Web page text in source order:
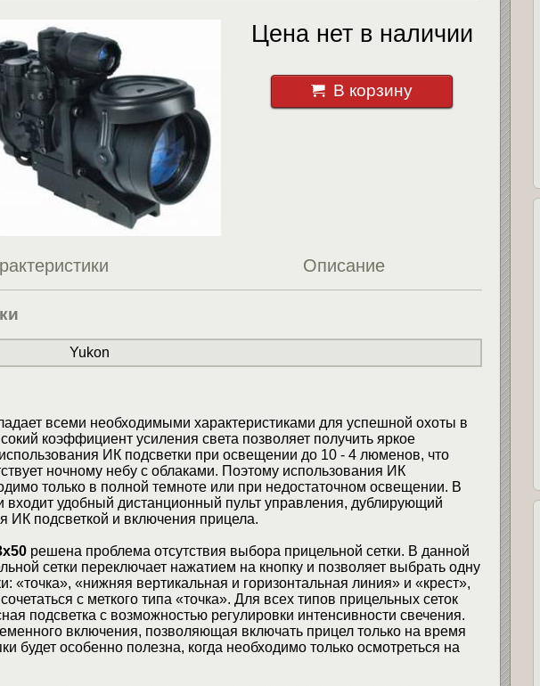
Цена нет в наличии
В корзину
Описание
Yukon
всеми необходимыми характеристиками для успешной охоты в
коэффициент усиления света позволяет получить яркое
ИК подсветки при освещении до 10 - 4 люменов, что
ночному небу с облаками. Поэтому использования ИК
только в полной темноте или при недостаточном освещении. В
входит удобный дистанционный пульт управления, дублирующий
ИК подсветкой и включения прицела.
решена проблема отсутствия выбора прицельной сетки. В данной
сетки переключает нажатием на кнопку и позволяет выбрать одну
«точка», «нижняя вертикальная и горизонтальная линия» и «крест»,
с меткого типа «точка». Для всех типов прицельных сеток
подсветка с возможностью регулировки интенсивности свечения.
включения, позволяющая включать прицел только на время
будет особенно полезна, когда необходимо только осмотреться на